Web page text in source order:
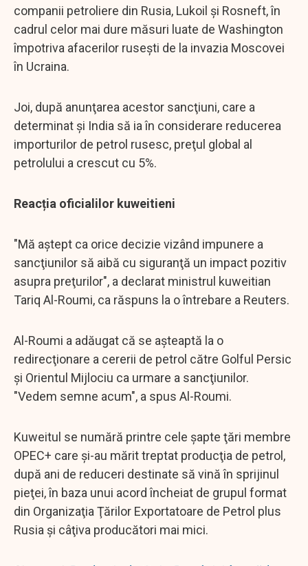
companii petroliere din Rusia, Lukoil şi Rosneft, în
cadrul celor mai dure măsuri luate de Washington
împotriva afacerilor ruseşti de la invazia Moscovei
în Ucraina.
Joi, după anunţarea acestor sancţiuni, care a
determinat şi India să ia în considerare reducerea
importurilor de petrol rusesc, preţul global al
petrolului a crescut cu 5%.
Reacția oficialilor kuweitieni
"Mă aştept ca orice decizie vizând impunere a
sancţiunilor să aibă cu siguranţă un impact pozitiv
asupra preţurilor", a declarat ministrul kuweitian
Tariq Al-Roumi, ca răspuns la o întrebare a Reuters.
Al-Roumi a adăugat că se aşteaptă la o
redirecţionare a cererii de petrol către Golful Persic
şi Orientul Mijlociu ca urmare a sancţiunilor.
"Vedem semne acum", a spus Al-Roumi.
Kuweitul se numără printre cele şapte ţări membre
OPEC+ care şi-au mărit treptat producţia de petrol,
după ani de reduceri destinate să vină în sprijinul
pieţei, în baza unui acord încheiat de grupul format
din Organizaţia Ţărilor Exportatoare de Petrol plus
Rusia şi câţiva producători mai mici.